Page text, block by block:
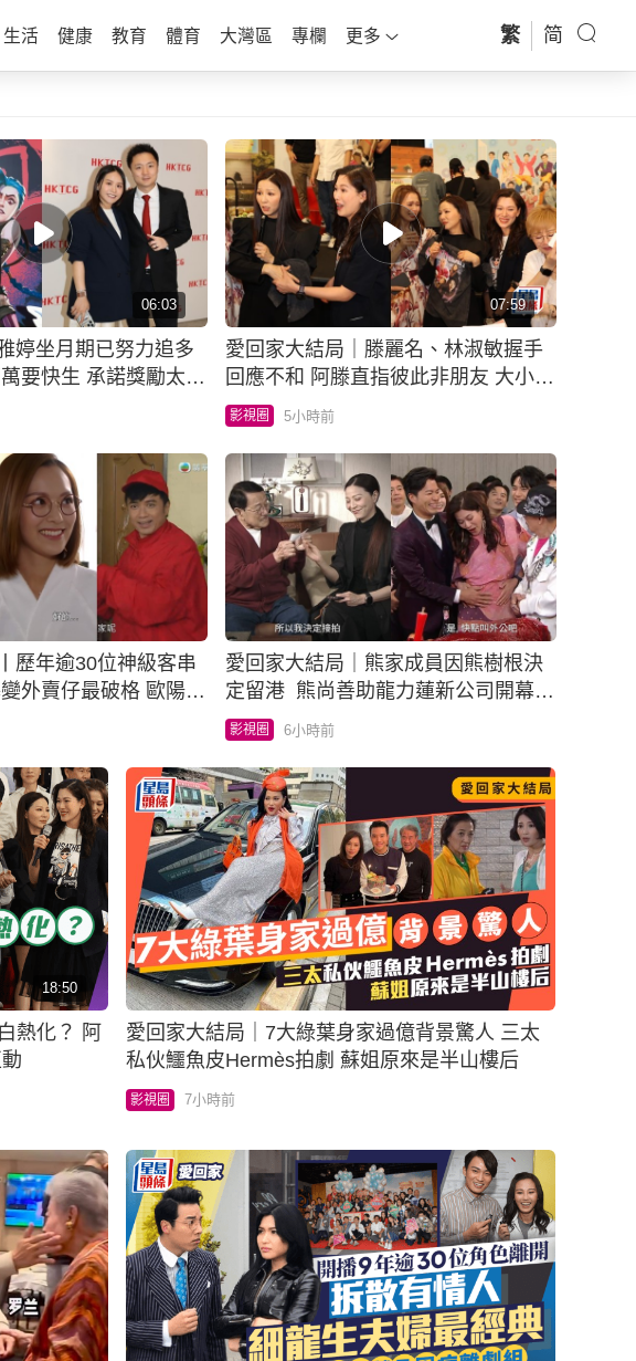
生活 健康 教育 體育 大灣區 專欄 更多 繁 简
06:03
婷坐月期已努力追多
要快生 承諾獎勵太太
07:59
愛回家大結局｜滕麗名、林淑敏握手
回應不和 阿滕直指彼此非朋友 大小姐
指傳聞得啖笑
影視圈 5小時前
歷年逾30位神級客串
外賣仔最破格 歐陽震
愛回家大結局｜熊家成員因熊樹根決
定留港 熊尚善助龍力蓮新公司開幕
大小姐宣布懷孕完美收場
影視圈 6小時前
18:50
化？ 阿
互動
愛回家大結局｜7大綠葉身家過億背景驚人 三太
私伙鱷魚皮Hermès拍劇 蘇姐原來是半山樓后
影視圈 7小時前